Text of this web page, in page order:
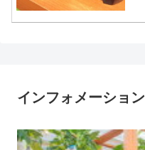
インフォメーション